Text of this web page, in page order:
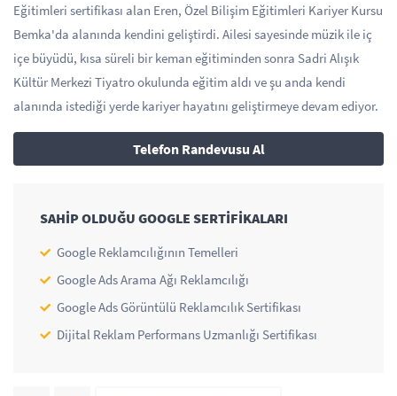
Eğitimleri sertifikası alan Eren, Özel Bilişim Eğitimleri Kariyer Kursu
Bemka'da alanında kendini geliştirdi. Ailesi sayesinde müzik ile iç
içe büyüdü, kısa süreli bir keman eğitiminden sonra Sadri Alışık
Kültür Merkezi Tiyatro okulunda eğitim aldı ve şu anda kendi
alanında istediği yerde kariyer hayatını geliştirmeye devam ediyor.
Telefon Randevusu Al
SAHİP OLDUĞU GOOGLE SERTİFİKALARI
Google Reklamcılığının Temelleri
Google Ads Arama Ağı Reklamcılığı
Google Ads Görüntülü Reklamcılık Sertifikası
Dijital Reklam Performans Uzmanlığı Sertifikası